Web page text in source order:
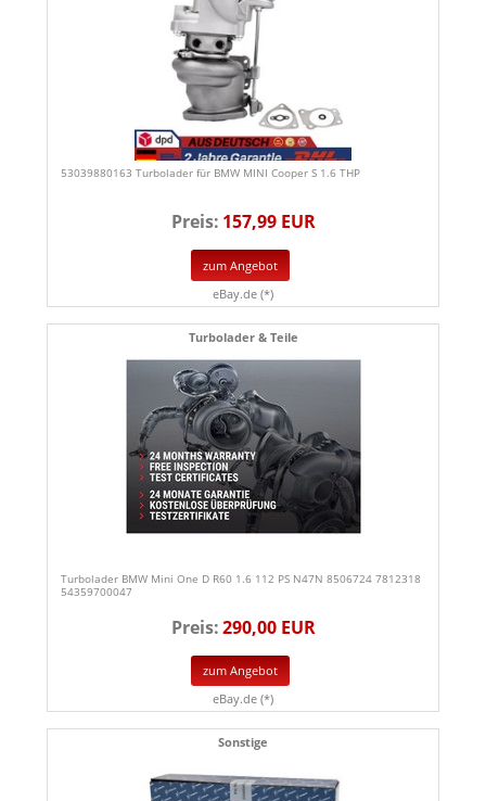
53039880163 Turbolader für BMW MINI Cooper S 1.6 THP
Preis: 157,99 EUR
zum Angebot
eBay.de (*)
Turbolader & Teile
Turbolader BMW Mini One D R60 1.6 112 PS N47N 8506724 7812318
54359700047
Preis:290,00 EUR
zum Angebot
eBay.de (*)
Sonstige